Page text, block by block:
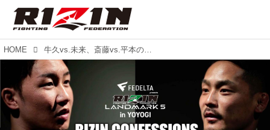
HOME 牛久vs.未来、斎藤vs.平本のフェザー級ダブルメインカードに迫る！RIZIN CONFESSIONS #120 配信開始！